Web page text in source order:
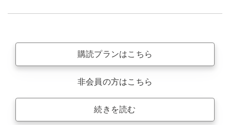
購読プランはこちら
非会員の方はこちら
続きを読む